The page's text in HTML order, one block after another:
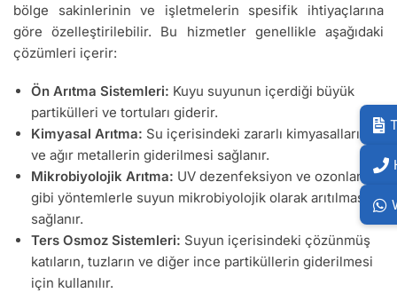
bölge sakinlerinin ve işletmelerin spesifik ihtiyaçlarına
göre özelleştirilebilir. Bu hizmetler genellikle aşağıdaki
çözümleri içerir:
Ön Arıtma Sistemleri: Kuyu suyunun içerdiği büyük
partikülleri ve tortuları giderir.
Kimyasal Arıtma: Su içerisindeki zararlı kimyasalların
ve ağır metallerin giderilmesi sağlanır.
Mikrobiyolojik Arıtma: UV dezenfeksiyon ve ozonlama
gibi yöntemlerle suyun mikrobiyolojik olarak arıtılması
sağlanır.
Ters Osmoz Sistemleri: Suyun içerisindeki çözünmüş
katıların, tuzların ve diğer ince partiküllerin giderilmesi
için kullanılır.